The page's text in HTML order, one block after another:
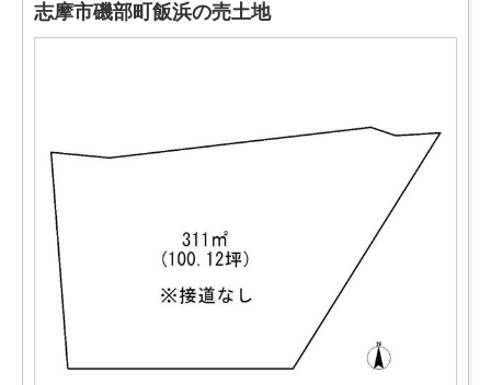
志摩市磯部町飯浜の売土地